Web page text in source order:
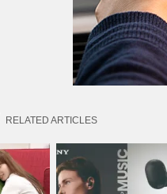
RELATED ARTICLES